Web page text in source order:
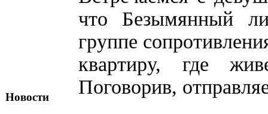
Новости
что Безымянный
группе
квартиру, где
Поговорив,